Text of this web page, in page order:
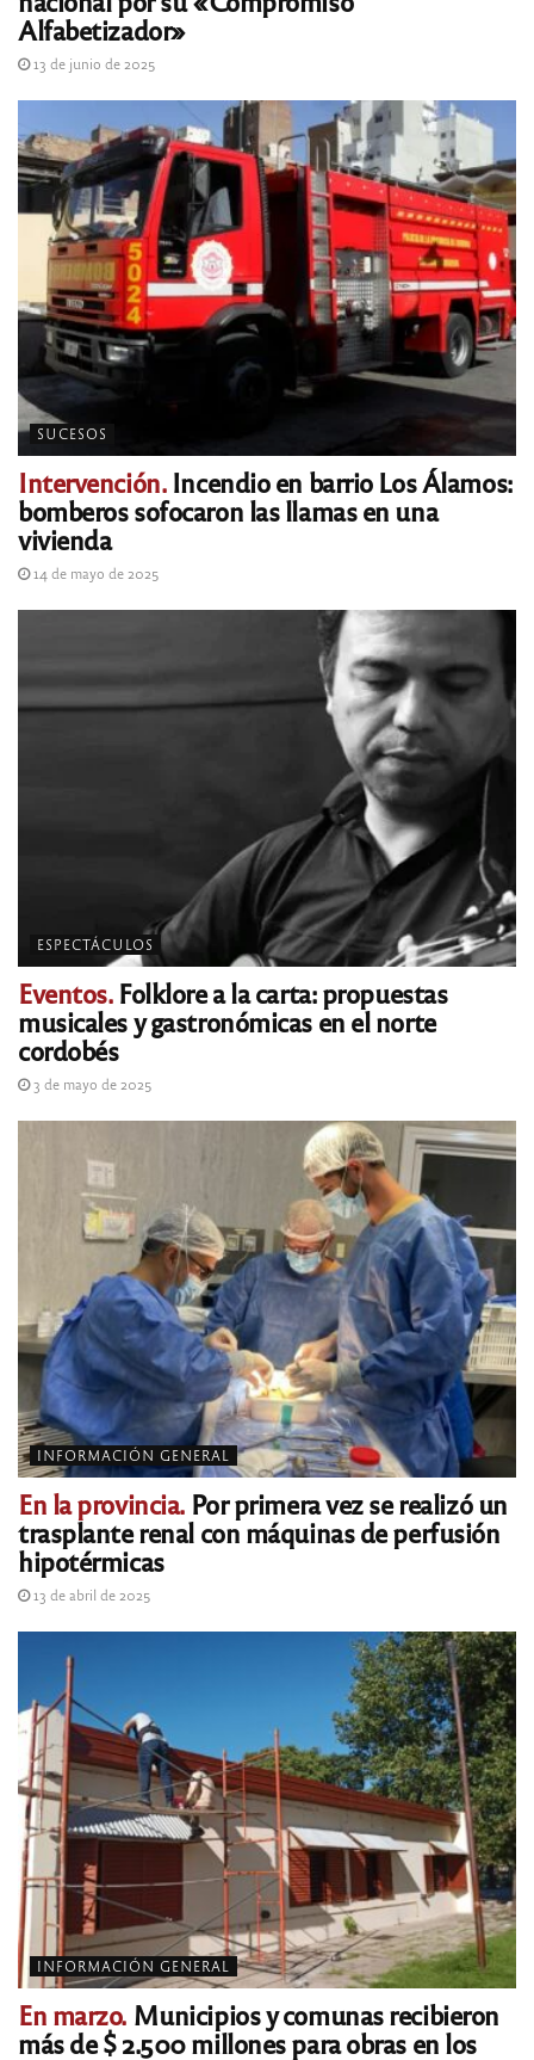
Alfabetizador»
13 de junio de 2025
SUCESOS
Intervención.Incendio en barrio Los Álamos:
bomberos sofocaron las llamas en una
vivienda
14 de mayo de 2025
ESPECTÁCULOS
Eventos.Folklore a la carta: propuestas
musicales y gastronómicas en el norte
cordobés
3 de mayo de 2025
INFORMACIÓN GENERAL
En la provincia.Por primera vez se realizó un
trasplante renal con máquinas de perfusión
hipotérmicas
13 de abril de 2025
INFORMACIÓN GENERAL
En marzo. Municipios y comunas recibieron
más de $ 2.500 millones para obras en los